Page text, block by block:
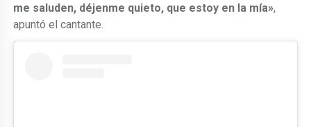
me saluden, déjenme quieto, que estoy en la mía»,
apuntó el cantante.